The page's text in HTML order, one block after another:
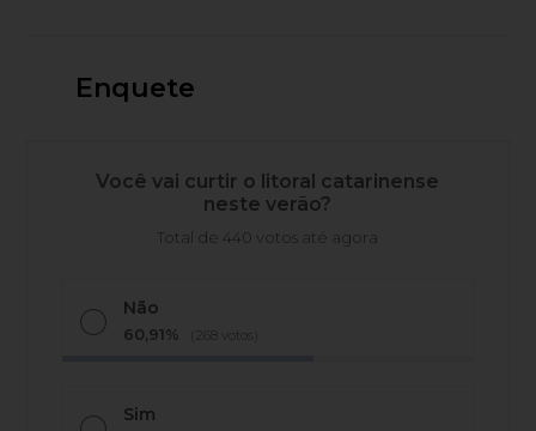
Enquete
Você vai curtir o litoral catarinense
neste verão?
Total de 440 votos até agora
Não
60,91% (268 votos)
Sim